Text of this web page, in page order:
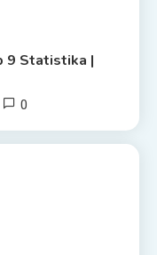
9 Statistika |
0